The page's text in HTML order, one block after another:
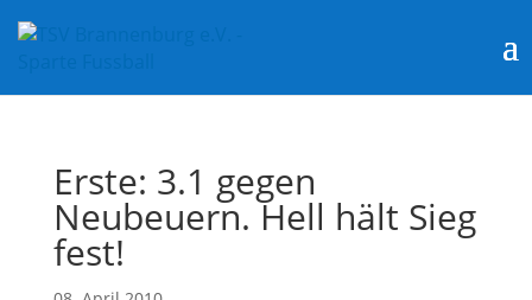
Erste: 3.1 gegen
Neubeuern. Hell hält Sieg
fest!